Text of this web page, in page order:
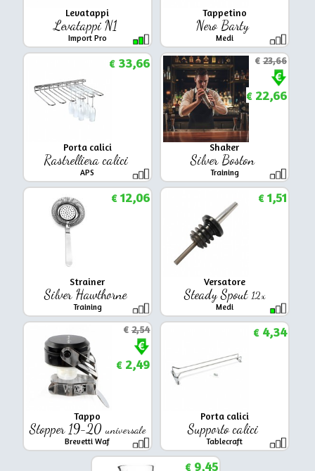
Levatappi
Levatappi N1
Import Pro
Tappetino
Nero Barty
Medi
Porta calici
Rastrelliera calici
APS
€33,66
Shaker
Silver Boston
Training
€23,66
€22,66
Strainer
Silver Hawthorne
Training
€12,06
Versatore
Steady Spout 12x
Medi
€1,51
Tappo
Stopper 19-20 universale
Brevetti Waf
€2,54
€2,49
Porta calici
Supporto calici
Tablecraft
€4,34
€9,45